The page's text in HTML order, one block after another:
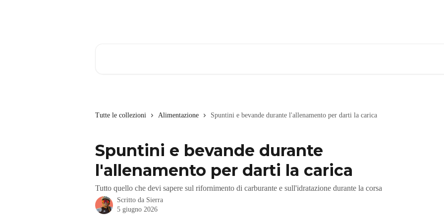
Tutte le collezioni Alimentazione Spuntini e bevande durante l'allenamento per darti la carica
Spuntini e bevande durante
l'allenamento per darti la carica
Tutto quello che devi sapere sul rifornimento di carburante e sull'idratazione durante la corsa
Scritto da Sierra
5 giugno 2026